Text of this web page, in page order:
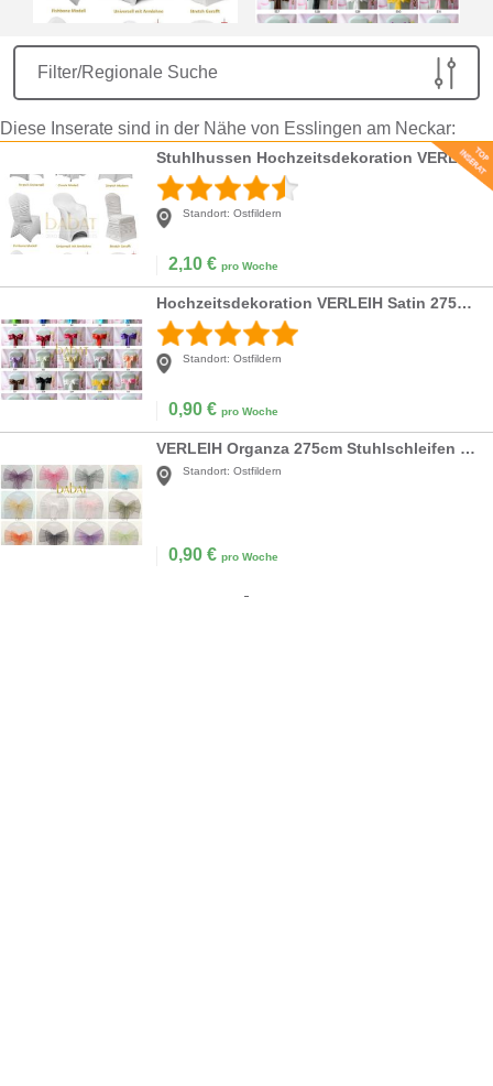
Filter/Regionale Suche
Diese Inserate sind in der Nähe von Esslingen am Neckar:
Stuhlhussen Hochzeitsdekoration VERLEIH Stretch Stuhlhusse Stuhlbezug Mieten Hochzeit
Standort: Ostfildern
2,10 € pro Woche
Hochzeitsdekoration VERLEIH Satin 275cm Stuhlschleifen Taft für Stuhlhussen Schleifen
Standort: Ostfildern
0,90 € pro Woche
VERLEIH Organza 275cm Stuhlschleifen Taft Stuhlhussen Schleifen
Standort: Ostfildern
0,90 € pro Woche